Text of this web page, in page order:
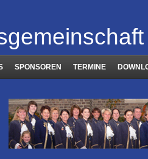
SPONSOREN TERMINE